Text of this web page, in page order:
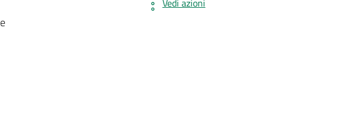
Vedi azioni